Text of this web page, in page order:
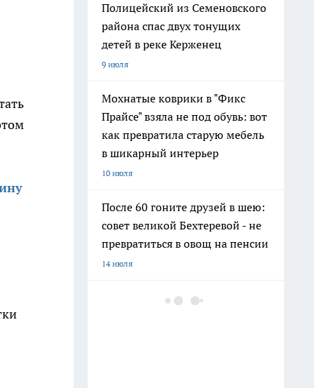
Полицейский из Семеновского
района спас двух тонущих
детей в реке Керженец
9 июля
Мохнатые коврики в "Фикс
Прайсе" взяла не под обувь: вот
как превратила старую мебель
в шикарный интерьер
10 июля
После 60 гоните друзей в шею:
совет великой Бехтеревой - не
превратиться в овощ на пенсии
14 июля
Гигант с нежной душой: как